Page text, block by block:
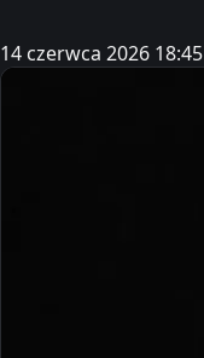
14 czerwca 2026 18:45